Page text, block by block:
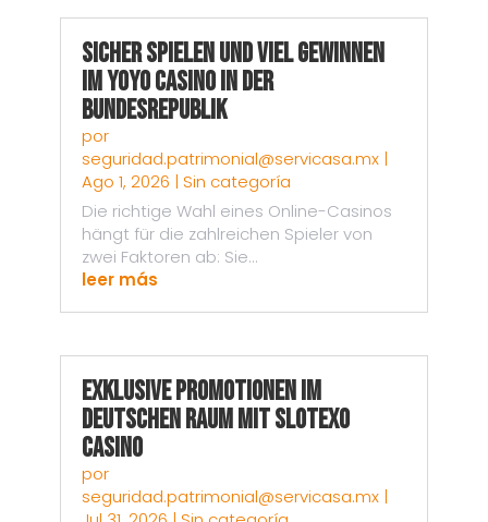
Sicher spielen und viel gewinnen
im Yoyo Casino in der
Bundesrepublik
por
seguridad.patrimonial@servicasa.mx|
Ago 1, 2026 | Sin categoría
Die richtige Wahl eines Online-Casinos
hängt für die zahlreichen Spieler von
zwei Faktoren ab: Sie...
leer más
Exklusive Promotionen im
deutschen Raum mit Slotexo
Casino
por
seguridad.patrimonial@servicasa.mx|